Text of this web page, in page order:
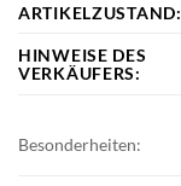
ARTIKELZUSTAND:
HINWEISE DES
VERKÄUFERS:
Besonderheiten: